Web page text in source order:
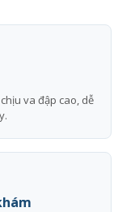
chịu va đập cao, dễ